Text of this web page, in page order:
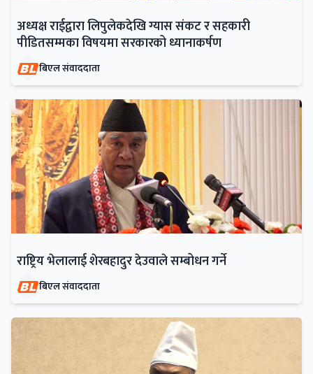
अध्यक्ष राईद्वारा लिपुलेकदेखि ग्यास संकट र सहकारी
पीडितसम्मका विषयमा सरकारको ध्यानाकर्षण
बिएल संवाददाता
राष्ट्रिय भेलालाई शेरबहादुर देउवाले सम्बोधन गर्ने
बिएल संवाददाता